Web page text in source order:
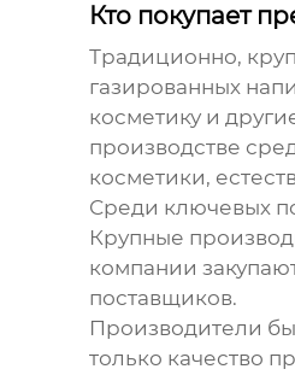
Кто покупает
Традиционно,
газированных
косметику и
производстве
косметики,
Среди ключевых
Крупные
компании
поставщиков.
Производители
только качество